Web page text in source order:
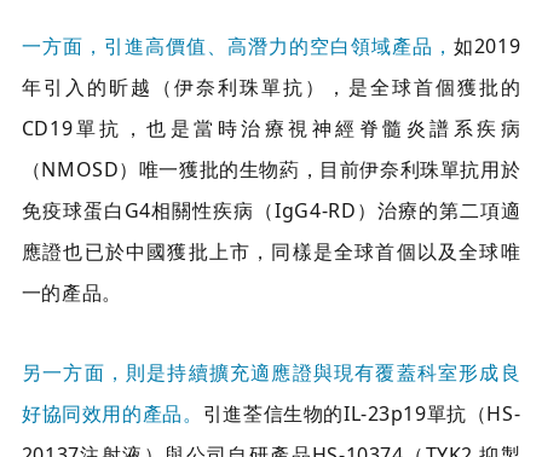
一方面，引進高價值、高潛力的空白領域產品， 如2019
年引入的昕越（伊奈利珠單抗），是全球首個獲批的
CD19單抗，也是當時治療視神經脊髓炎譜系疾病
（NMOSD）唯一獲批的生物葯，目前伊奈利珠單抗用於
免疫球蛋白G4相關性疾病（IgG4-RD）治療的第二項適
應證也已於中國獲批上市，同樣是全球首個以及全球唯
一的產品。
另一方面，則是持續擴充適應證與現有覆蓋科室形成良
好協同效用的產品。 引進荃信生物的IL-23p19單抗（HS-